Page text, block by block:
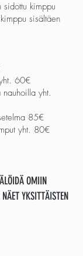
sidottu kimppu
sisältäen
60€
nauhoilla yht.
85€
yht. 80€
OMIIN
YKSITTÄISTEN